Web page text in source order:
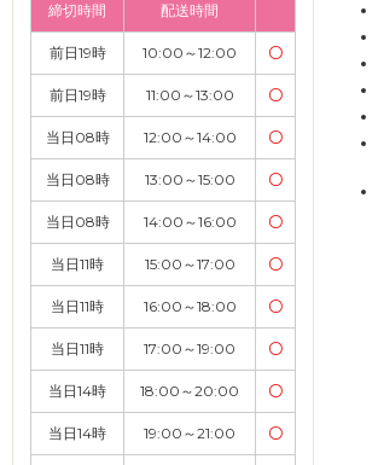
締切時間 配送時間
前日19時 10:00～12:00 〇
前日19時 11:00～13:00 〇
当日08時 12:00～14:00 〇
当日08時 13:00～15:00 〇
当日08時 14:00～16:00 〇
当日11時 15:00～17:00 〇
当日11時 16:00～18:00 〇
当日11時 17:00～19:00 〇
当日14時 18:00～20:00 〇
当日14時 19:00～21:00 〇